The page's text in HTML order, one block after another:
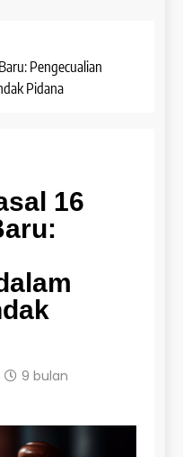
Pengecualian
Pidana
16
9 bulan